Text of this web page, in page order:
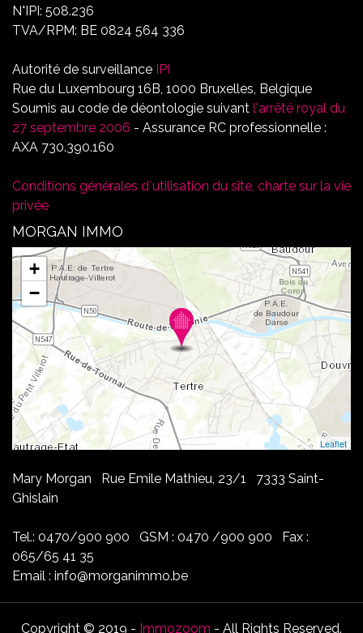
N°IPI: 508.236
TVA/RPM: BE 0824 564 336
Autorité de surveillance IPI
Rue du Luxembourg 16B, 1000 Bruxelles, Belgique
Soumis au code de déontologie suivant l'arrêté royal du
27 septembre 2006 - Assurance RC professionnelle :
AXA 730.390.160
Conditions générales d´utilisation du site, charte sur la vie
privée
MORGAN IMMO
+
−
Leaflet
Mary Morgan Rue Emile Mathieu, 23/1 7333 Saint-
Ghislain
Tel.: 0470/900 900 GSM : 0470 /900 900 Fax :
065/65 41 35
Email : info@morganimmo.be
Copyright © 2019 - Immozoom - All Rights Reserved.